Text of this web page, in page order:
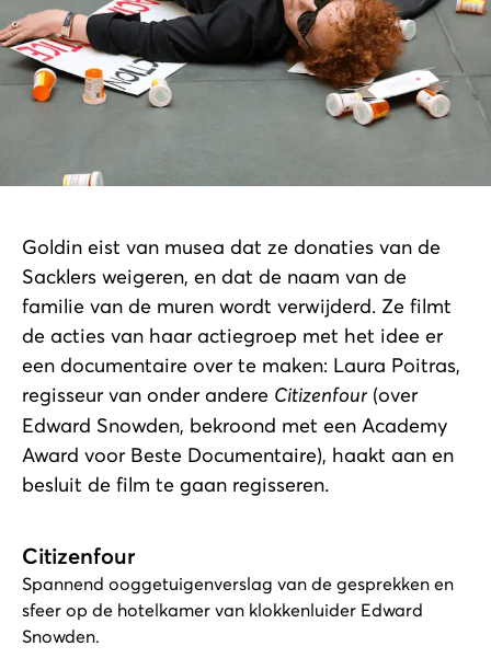
Goldin eist van musea dat ze donaties van de
Sacklers weigeren, en dat de naam van de
familie van de muren wordt verwijderd. Ze filmt
de acties van haar actiegroep met het idee er
een documentaire over te maken: Laura Poitras,
regisseur van onder andere Citizenfour (over
Edward Snowden, bekroond met een Academy
Award voor Beste Documentaire), haakt aan en
besluit de film te gaan regisseren.
Citizenfour
Spannend ooggetuigenverslag van de gesprekken en
sfeer op de hotelkamer van klokkenluider Edward
Snowden.